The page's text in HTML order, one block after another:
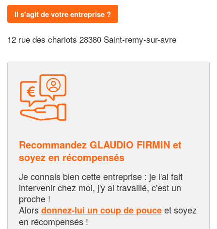
Il s'agit de votre entreprise ?
12 rue des chariots 28380 Saint-remy-sur-avre
Recommandez GLAUDIO FIRMIN et
soyez en récompensés
Je connais bien cette entreprise : je l'ai fait
intervenir chez moi, j'y ai travaillé, c'est un
proche !
Alorsdonnez-lui un coup de pouceet soyez
en récompensés !